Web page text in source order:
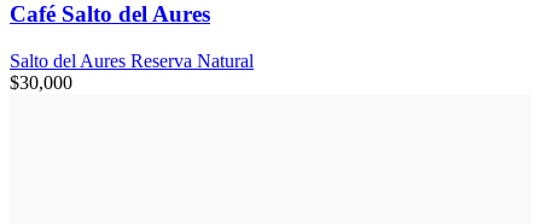
Café Salto del Aures
Salto del Aures Reserva Natural
$30,000